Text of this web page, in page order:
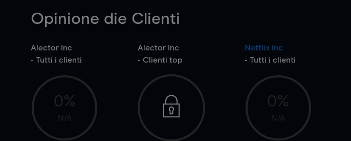
Opinione die Clienti
Alector Inc
- Tutti i clienti
0%
N/A
Alector Inc
- Clienti top
Netflix Inc
- Tutti i clienti
0%
N/A